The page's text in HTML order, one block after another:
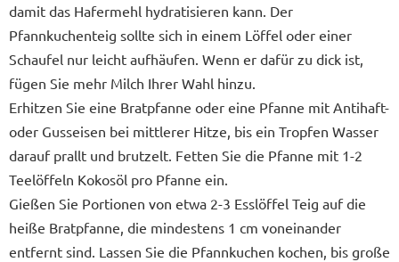
damit das Hafermehl hydratisieren kann. Der
Pfannkuchenteig sollte sich in einem Löffel oder einer
Schaufel nur leicht aufhäufen. Wenn er dafür zu dick ist,
fügen Sie mehr Milch Ihrer Wahl hinzu.
Erhitzen Sie eine Bratpfanne oder eine Pfanne mit Antihaft-
oder Gusseisen bei mittlerer Hitze, bis ein Tropfen Wasser
darauf prallt und brutzelt. Fetten Sie die Pfanne mit 1-2
Teelöffeln Kokosöl pro Pfanne ein.
Gießen Sie Portionen von etwa 2-3 Esslöffel Teig auf die
heiße Bratpfanne, die mindestens 1 cm voneinander
entfernt sind. Lassen Sie die Pfannkuchen kochen, bis große